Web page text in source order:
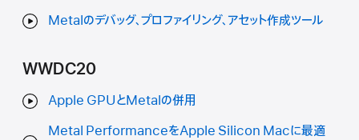
Metalのデバッグ、プロファイリング、アセット作成ツール
WWDC20
Apple GPUとMetalの併用
Metal PerformanceをApple Silicon Macに最適